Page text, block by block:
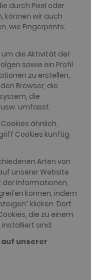
durch Pixel oder
können wir auch
wie Fingerprints,
die Aktivität der
sowie ein Profil
zu erstellen,
Browser, die
die
umfasst.
ähnlich,
Cookies künftig
Arten von
unserer Website
Informationen,
können, indem
klicken. Dort
die zu einem
sind:
auf unserer